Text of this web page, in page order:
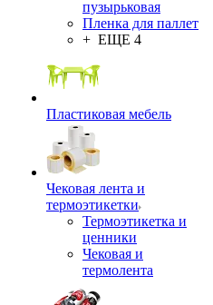
пузырьковая
Пленка для паллет
+ ЕЩЕ 4
Пластиковая мебель
Чековая лента и
термоэтикетки
Термоэтикетка и
ценники
Чековая и
термолента